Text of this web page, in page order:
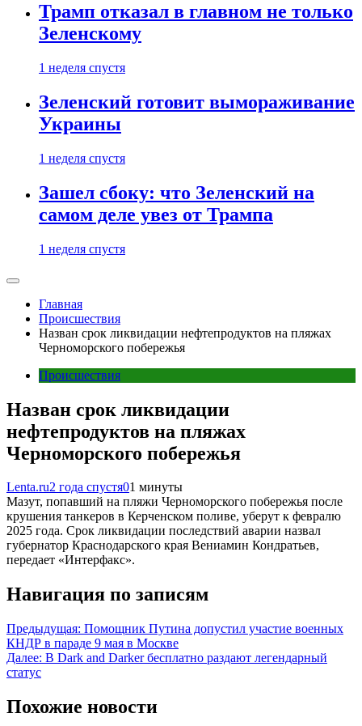
Трамп отказал в главном не только
Зеленскому
1 неделя спустя
Зеленский готовит вымораживание
Украины
1 неделя спустя
Зашел сбоку: что Зеленский на
самом деле увез от Трампа
1 неделя спустя
Главная
Происшествия
Назван срок ликвидации нефтепродуктов на пляжах
Черноморского побережья
Происшествия
Назван срок ликвидации
нефтепродуктов на пляжах
Черноморского побережья
Lenta.ru2 года спустя01 минуты
Мазут, попавший на пляжи Черноморского побережья после
крушения танкеров в Керченском поливе, уберут к февралю
2025 года. Срок ликвидации последствий аварии назвал
губернатор Краснодарского края Вениамин Кондратьев,
передает «Интерфакс».
Навигация по записям
Предыдущая: Помощник Путина допустил участие военных
КНДР в параде 9 мая в Москве
Далее: В Dark and Darker бесплатно раздают легендарный
статус
Похожие новости